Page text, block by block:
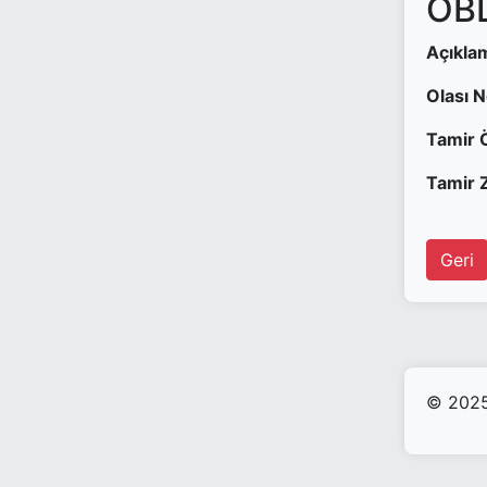
Olası
Tamir
Tamir
Geri
© 2025